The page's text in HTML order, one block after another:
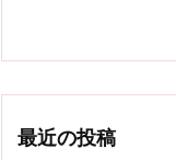
最近の投稿